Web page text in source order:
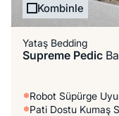
Kombinle
Yataş Bedding
Supreme Pedic
Robot Süpürge
Pati Dostu Kumaş